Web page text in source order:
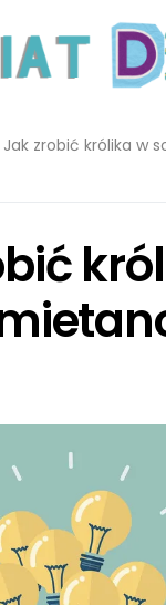
Jak zrobić królika w